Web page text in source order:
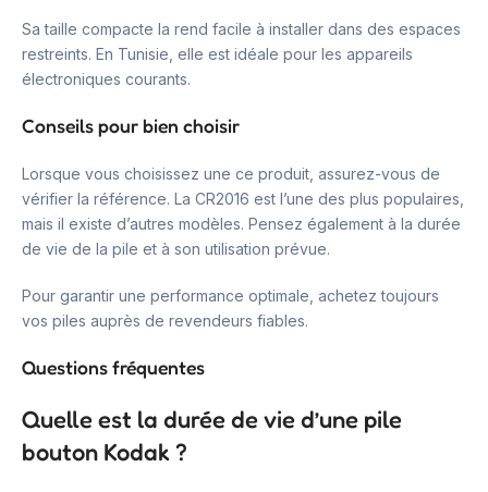
Sa taille compacte la rend facile à installer dans des espaces
restreints. En Tunisie, elle est idéale pour les appareils
électroniques courants.
Conseils pour bien choisir
Lorsque vous choisissez une ce produit, assurez-vous de
vérifier la référence. La CR2016 est l’une des plus populaires,
mais il existe d’autres modèles. Pensez également à la durée
de vie de la pile et à son utilisation prévue.
Pour garantir une performance optimale, achetez toujours
vos piles auprès de revendeurs fiables.
Questions fréquentes
Quelle est la durée de vie d’une pile
bouton Kodak ?